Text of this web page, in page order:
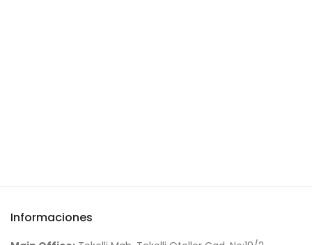
Informaciones